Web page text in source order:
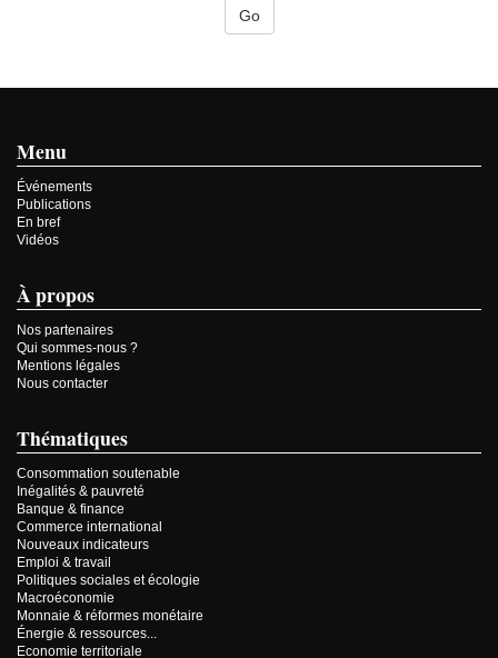
Menu
Événements
Publications
En bref
Vidéos
À propos
Nos partenaires
Qui sommes-nous ?
Mentions légales
Nous contacter
Thématiques
Consommation soutenable
Inégalités & pauvreté
Banque & finance
Commerce international
Nouveaux indicateurs
Emploi & travail
Politiques sociales et écologie
Macroéconomie
Monnaie & réformes monétaire
Énergie & ressources...
Economie territoriale